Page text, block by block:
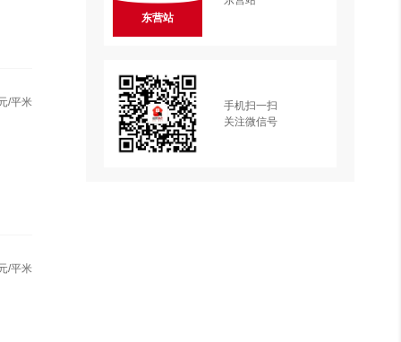
/平米
/平米
东营站
手机扫一扫
关注微信号